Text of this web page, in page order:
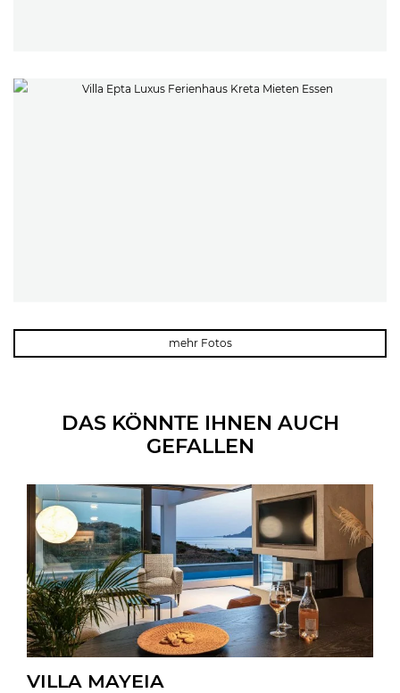
mehr Fotos
DAS KÖNNTE IHNEN AUCH
GEFALLEN
VILLA MAYEIA